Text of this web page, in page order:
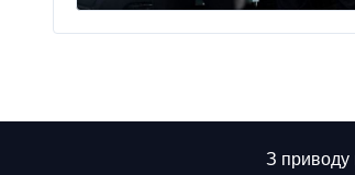
чоловік кинув гранату
З приводу